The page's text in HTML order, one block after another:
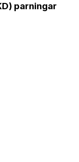
parningar